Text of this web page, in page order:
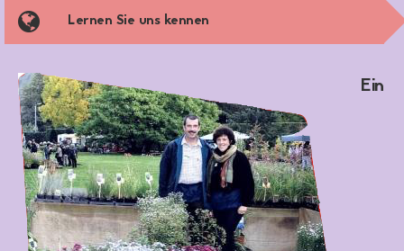
Lernen Sie uns kennen
Ein